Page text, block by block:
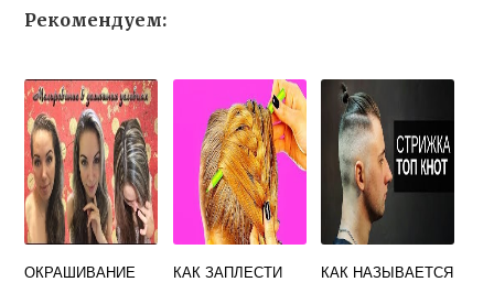
Рекомендуем:
ОКРАШИВАНИЕ
КАК ЗАПЛЕСТИ
КАК НАЗЫВАЕТСЯ